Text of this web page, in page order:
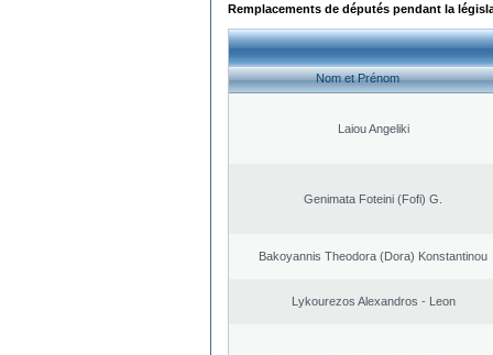
Remplacements de députés pendant la
Nom et Prénom
Laiou Angeliki
Genimata Foteini (Fofi) G.
Bakoyannis Theodora (Dora) Konstantinou
Lykourezos Alexandros - Leon